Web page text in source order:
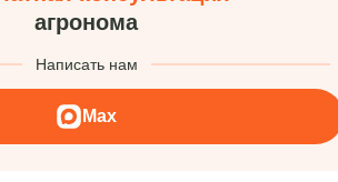
агронома
Написать нам
Max